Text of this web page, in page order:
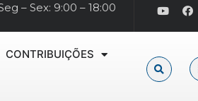
– Sex: 9:00 – 18:00
CONTRIBUIÇÕES